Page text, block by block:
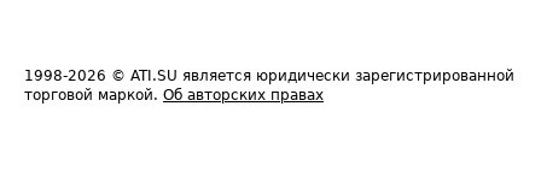
1998-2026 © ATI.SU является юридически зарегистрированной
торговой маркой. Об авторских правах